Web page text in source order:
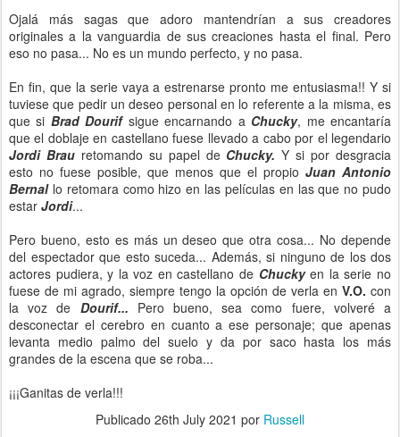
Ojalá más sagas que adoro mantendrían a sus creadores
originales a la vanguardia de sus creaciones hasta el final. Pero
eso no pasa... No es un mundo perfecto, y no pasa.
En fin, que la serie vaya a estrenarse pronto me entusiasma!! Y si
tuviese que pedir un deseo personal en lo referente a la misma, es
que si Brad Dourif sigue encarnando a Chucky, me encantaría
que el doblaje en castellano fuese llevado a cabo por el legendario
Jordi Brau retomando su papel de Chucky.Y si por desgracia
esto no fuese posible, que menos que el propio Juan Antonio
Bernallo retomara como hizo en las películas en las que no pudo
estar Jordi...
Pero bueno, esto es más un deseo que otra cosa... No depende
del espectador que esto suceda... Además, si ninguno de los dos
actores pudiera, y la voz en castellano de Chuckyen la serie no
fuese de mi agrado, siempre tengo la opción de verla en V.O. con
la voz de Dourif... Pero bueno, sea como fuere, volveré a
desconectar el cerebro en cuanto a ese personaje; que apenas
levanta medio palmo del suelo y da por saco hasta los más
grandes de la escena que se roba...
¡¡¡Ganitas de verla!!!
Publicado 26th July 2021 por Russell